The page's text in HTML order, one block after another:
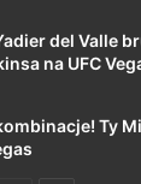
del Valle
na UFC
Ty